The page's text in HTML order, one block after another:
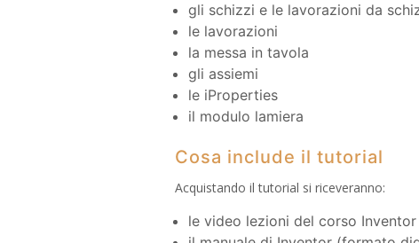
gli schizzi e le lavorazioni da
le lavorazioni
la messa in tavola
gli assiemi
le iProperties
il modulo lamiera
Cosa include il tutorial
Acquistando il tutorial si riceveranno:
le video lezioni del corso Inventor